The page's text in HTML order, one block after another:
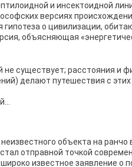
и инсектоидной
версиях
о цивилизации,
объясняющая
существует; расстояния и
делают путешествия с
объекта на
отправной точкой
известное заявление о